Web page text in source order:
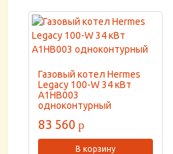
Газовый котел Hermes
Legacy 100-W 34 кВт
A1HB003
одноконтурный
83 560 p
В корзину